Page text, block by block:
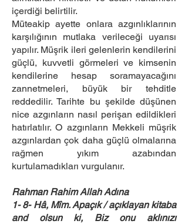
içerdiği belirtilir.
Müteakip ayette onlara azgınlıklarının
karşılığının mutlaka verileceği uyarısı
yapılır. Müşrik ileri gelenlerin kendilerini
güçlü, kuvvetli görmeleri ve kimsenin
kendilerine hesap soramayacağını
zannetmeleri, büyük bir tehditle
reddedilir. Tarihte bu şekilde düşünen
nice azgınların nasıl perişan edildikleri
hatırlatılır. O azgınların Mekkeli müşrik
azgınlardan çok daha güçlü olmalarına
rağmen yıkım azabından
kurtulamadıkları vurgulanır.
Rahman Rahim Allah Adına
1- 8- Hâ, Mîm. Apaçık / açıklayan kitaba
and olsun ki, Biz onu aklınızı